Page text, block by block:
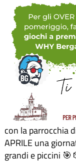
con la parrocchia
APRILE una
grandi e piccini 🎯